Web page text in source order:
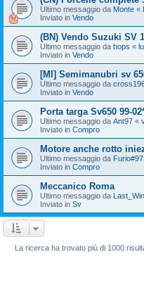
Ultimo messaggio da Monte «
Inviato in Vendo
(BN) Vendo Suzuki SV
Ultimo messaggio da hops «
Inviato in Vendo
[MI] Semimanubri sv
Ultimo messaggio da
Inviato in Vendo
Porta targa Sv650 99-
Ultimo messaggio da Ant97 «
Inviato in Compro
Motore anche rotto
Ultimo messaggio da
Inviato in Compro
Meccanico Roma
Ultimo messaggio da
Inviato in Sv
La ricerca ha trovato più di 1000